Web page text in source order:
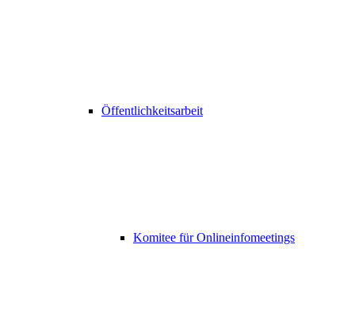
Öffentlichkeitsarbeit
Komitee für Onlineinfomeetings